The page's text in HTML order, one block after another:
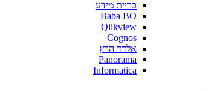
כריית מידע
Baba BO
Qlikview
Cognos
אלדד הרץ
Panorama
Informatica